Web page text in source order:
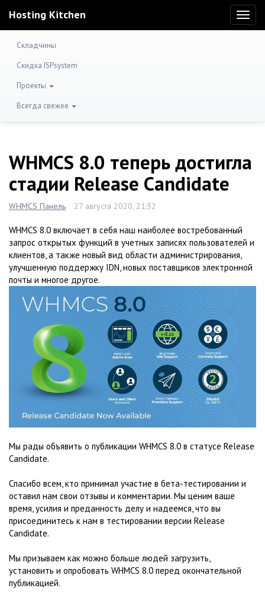
Hosting Kitchen
Складчины
Скидка ISPsystem
Проекты
Всегда свежее
WHMCS 8.0 теперь достигла
стадии Release Candidate
WHMCS Панель 27 августа 2020, 21:32
WHMCS 8.0 включает в себя наш наиболее востребованный
запрос открытых функций в учетных записях пользователей и
клиентов, а также новый вид области администрирования,
улучшенную поддержку IDN, новых поставщиков электронной
почты и многое другое.
Мы рады объявить о публикации WHMCS 8.0 в статусе Release
Candidate.
Спасибо всем, кто принимал участие в бета-тестировании и
оставил нам свои отзывы и комментарии. Мы ценим ваше
время, усилия и преданность делу и надеемся, что вы
присоединитесь к нам в тестировании версии Release
Candidate.
Мы призываем как можно больше людей загрузить,
установить и опробовать WHMCS 8.0 перед окончательной
публикацией.